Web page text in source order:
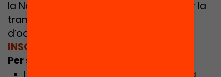
la Nau Bostik a la jornada Com impulsar la
transformació digital de l’escola. 14
d’octubre de 17.30 h a 20 h.
INSCRIU-TE A L’ACTE
Per saber-ne més:
Llegeix la publicació
Com impulsar la